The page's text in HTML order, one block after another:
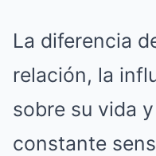
La diferencia
relación, la
sobre su vida
constante